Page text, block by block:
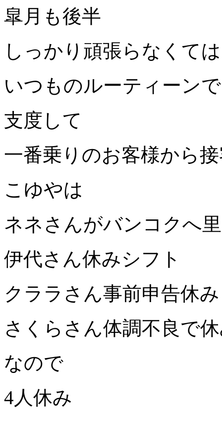
皐月も後半
しっかり頑張らなくては
いつものルーティーンで
支度して
一番乗りのお客様から
こゆやは
ネネさんがバンコクへ
伊代さん休みシフト
クララさん事前申告休み
さくらさん体調不良で
なので
4人休み